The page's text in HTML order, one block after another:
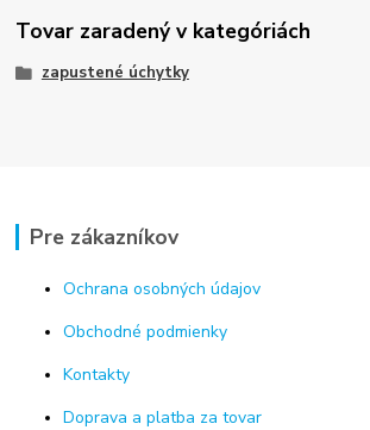
Tovar zaradený v kategóriách
zapustené úchytky
Pre zákazníkov
Ochrana osobných údajov
Obchodné podmienky
Kontakty
Doprava a platba za tovar